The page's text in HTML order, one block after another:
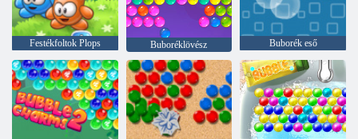
Festékfoltok Plops Buboréklövész Buborék eső